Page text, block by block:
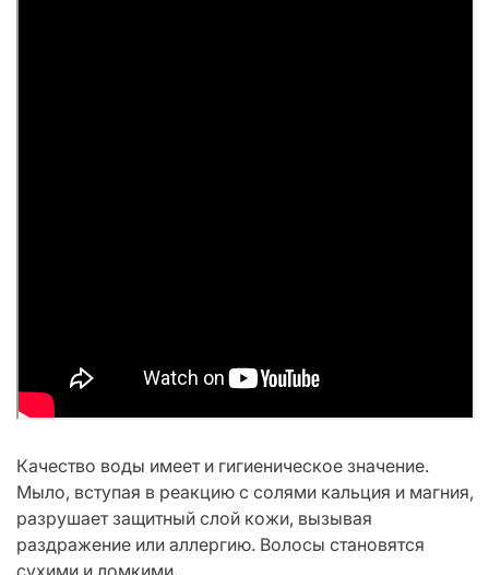
Качество воды имеет и гигиеническое значение.
Мыло, вступая в реакцию с солями кальция и магния,
разрушает защитный слой кожи, вызывая
раздражение или аллергию. Волосы становятся
сухими и ломкими.